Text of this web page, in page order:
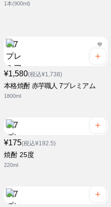
1本(900ml)
¥1,580(税込¥1,738)
本格焼酎 赤芋職人 7プレミアム
1800ml
¥175(税込¥192.5)
焼酎 25度
220ml